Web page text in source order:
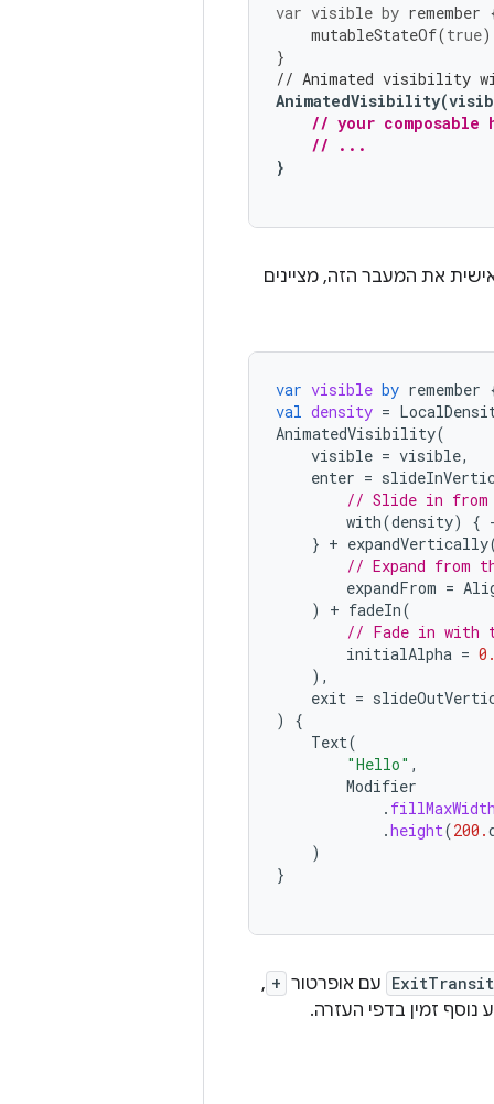
var visible by remember
mutableStateOf(true)
}
// Animated visibility
AnimatedVisibility(
// your composable
// ...
}
את המעבר הזה, מציינים
var visible by remember
val density =
AnimatedVisibility(
visible = visible,
enter =
// Slide in from
with(density) {
} + expandVertically
// Expand from
expandFrom =
)
+ fadeIn(
// Fade in
initialAlpha =
),
exit =
)
{
Text(
"Hello" ,
Modifier
.
.height(200.
)
}
עם אופרטור +
,
זמין בדפי העזרה.